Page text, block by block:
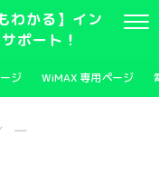
かる】イン
ポート！
ジ WiMAX 専用ページ
―